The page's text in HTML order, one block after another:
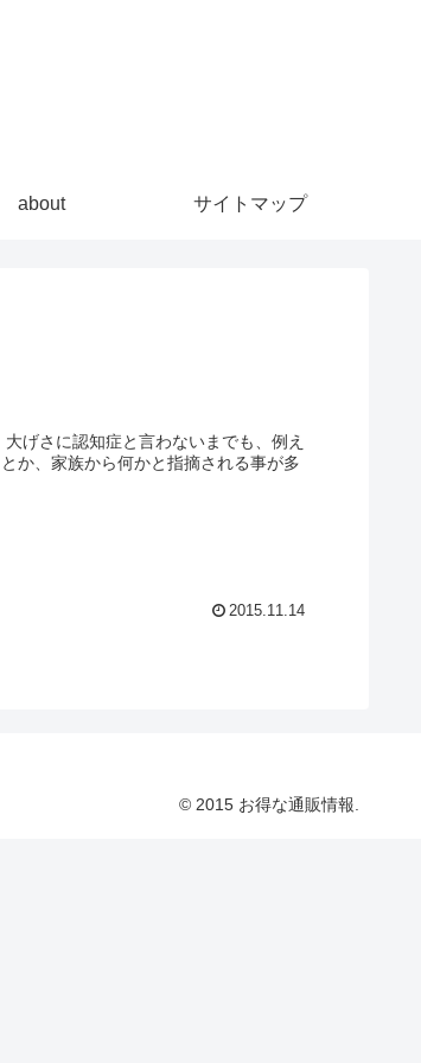
about サイトマップ
げさに認知症と言わないまでも、例え
か、家族から何かと指摘される事が多
2015.11.14
© 2015 お得な通販情報.